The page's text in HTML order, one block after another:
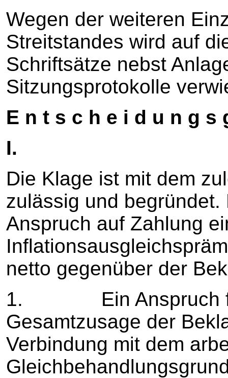
Wegen der weiteren
Streitstandes wird auf
Schriftsätze nebst
Sitzungsprotokolle
E n t s c h e i d u n g s
I.
Die Klage ist mit dem
zulässig und
Anspruch auf Zahlung
netto gegenüber der
1. Ein Anspruch
Gesamtzusage der
Verbindung mit dem